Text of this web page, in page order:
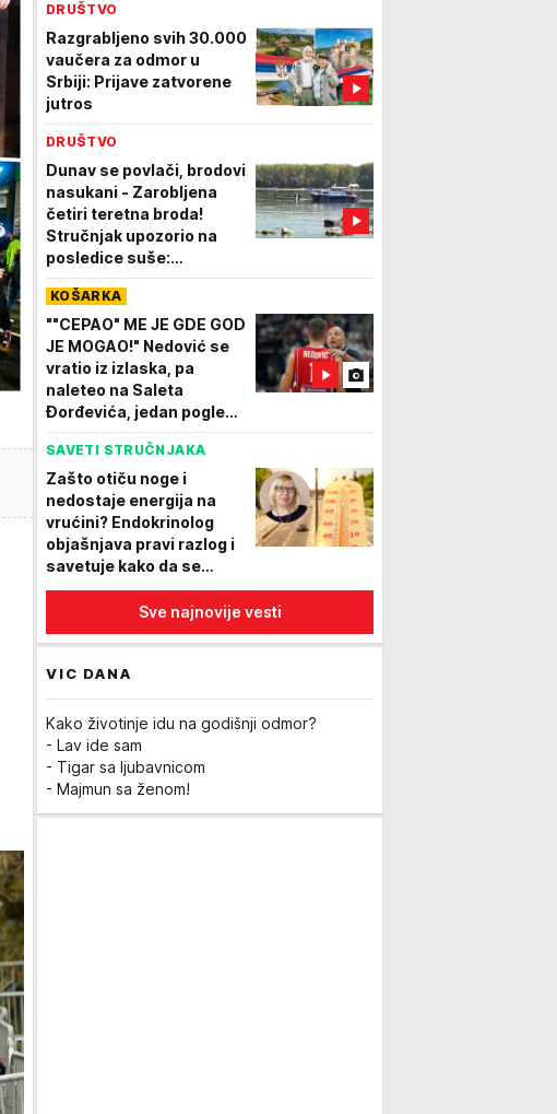
DRUŠTVO
Razgrabljeno svih 30.000
vaučera za odmor u
Srbiji: Prijave zatvorene
jutros
DRUŠTVO
Dunav se povlači, brodovi
nasukani - Zarobljena
četiri teretna broda!
Stručnjak upozorio na
posledice suše:
najmanji problem"
KOŠARKA
""CEPAO" ME JE GDE GOD
JE MOGAO!" Nedović se
vratio iz izlaska, pa
naleteo na Saleta
Đorđevića, jedan pogled
klimnuo glavom, a sutra...
SAVETI STRUČNJAKA
Zašto otiču noge i
nedostaje energija na
vrućini? Endokrinolog
objašnjava pravi razlog i
savetuje kako da se
zaštitite
Sve najnovije vesti
VIC DANA
Kako životinje idu na godišnji odmor?
- Lav ide sam
- Tigar sa ljubavnicom
- Majmun sa ženom!